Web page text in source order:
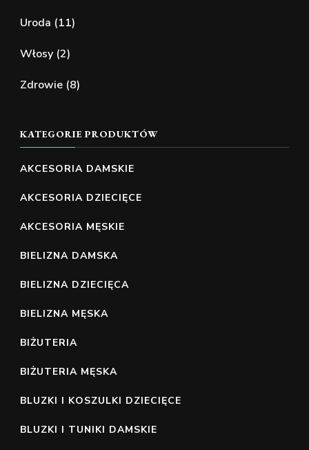
Uroda (11)
Włosy (2)
Zdrowie (8)
KATEGORIE PRODUKTÓW
AKCESORIA DAMSKIE
AKCESORIA DZIECIĘCE
AKCESORIA MĘSKIE
BIELIZNA DAMSKA
BIELIZNA DZIECIĘCA
BIELIZNA MĘSKA
BIŻUTERIA
BIŻUTERIA MĘSKA
BLUZKI I KOSZULKI DZIECIĘCE
BLUZKI I TUNIKI DAMSKIE